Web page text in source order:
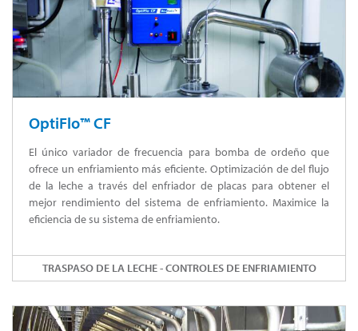
OptiFlo™ CF
El único variador de frecuencia para bomba de ordeño que
ofrece un enfriamiento más eficiente. Optimización de del flujo
de la leche a través del enfriador de placas para obtener el
mejor rendimiento del sistema de enfriamiento. Maximice la
eficiencia de su sistema de enfriamiento.
TRASPASO DE LA LECHE - CONTROLES DE ENFRIAMIENTO